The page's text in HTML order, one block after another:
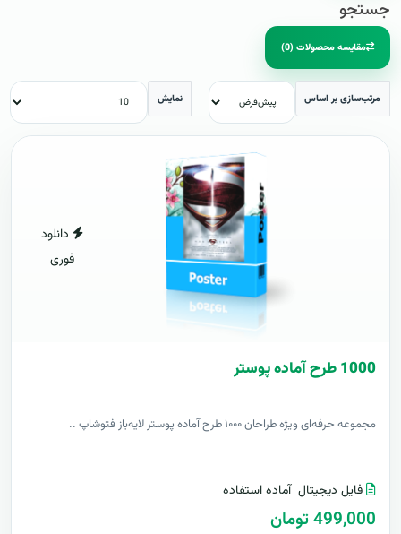
جستجو
مقایسه محصولات (0)
مرتب‌سازی بر اساس نمایش
دانلود
فوری
1000 طرح آماده پوستر
مجموعه حرفه‌ای ویژه طراحان ۱۰۰۰ طرح آماده پوستر لایه‌باز فتوشاپ ..
فایل دیجیتال آماده استفاده
499,000 تومان